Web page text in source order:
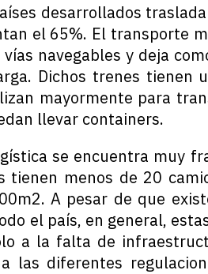
desarrollados
el 65%. El transporte
navegables y deja
Dichos trenes tienen
mayormente para
llevar containers.
se encuentra muy
tienen menos de 20
A pesar de que
el país, en general,
a la falta de
las diferentes